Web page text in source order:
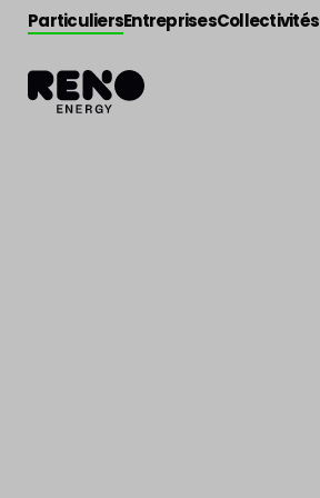
ParticuliersEntreprisesCollectivités